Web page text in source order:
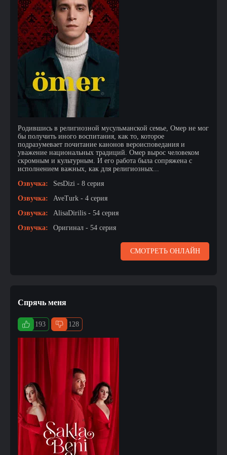
Родившись в религиозной мусульманской семье, Омер не мог
бы получить иного воспитания, как то, которое
подразумевает почитание канонов вероисповедания и
уважение национальных традиций. Омер вырос человеком
скромным и культурным. И его работа была сопряжена с
исполнением важных, как для религиозных...
Озвучка:
SesDizi - 8 серия
Озвучка:
AveTurk - 4 серия
Озвучка:
AlisaDirilis - 54 серия
Озвучка:
Оригинал - 54 серия
СМОТРЕТЬ ОНЛАЙН
Спрячь меня
193 128